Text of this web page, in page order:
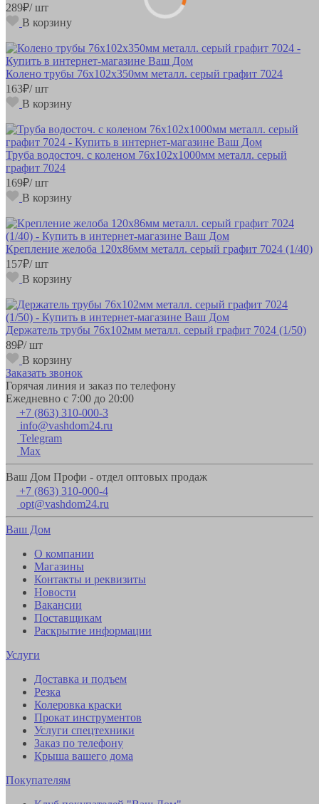
289₽/ шт
В корзину
Колено трубы 76х102х350мм металл. серый графит 7024
163₽/ шт
В корзину
Труба водосточ. с коленом 76х102х1000мм металл. серый
графит 7024
169₽/ шт
В корзину
Крепление желоба 120х86мм металл. серый графит 7024 (1/40)
157₽/ шт
В корзину
Держатель трубы 76х102мм металл. серый графит 7024 (1/50)
89₽/ шт
В корзину
Заказать звонок
Горячая линия и заказ по телефону
Ежедневно с 7:00 до 20:00
+7 (863) 310-000-3
info@vashdom24.ru
Telegram
Max
Ваш Дом Профи - отдел оптовых продаж
+7 (863) 310-000-4
opt@vashdom24.ru
Ваш Дом
О компании
Магазины
Контакты и реквизиты
Новости
Вакансии
Поставщикам
Раскрытие информации
Услуги
Доставка и подъем
Резка
Колеровка краски
Прокат инструментов
Услуги спецтехники
Заказ по телефону
Крыша вашего дома
Покупателям